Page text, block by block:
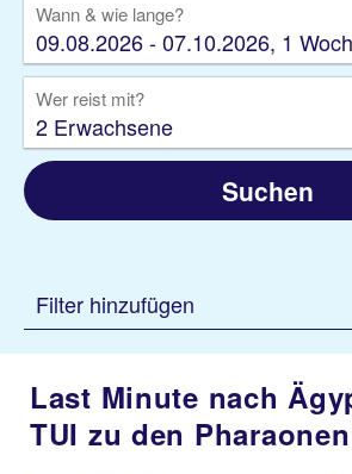
Wann & wie lange?
09.08.2026 - 07.10.2026, 1
Wer reist mit?
2 Erwachsene
Suchen
Filter hinzufügen
Last Minute nach
TUI zu den